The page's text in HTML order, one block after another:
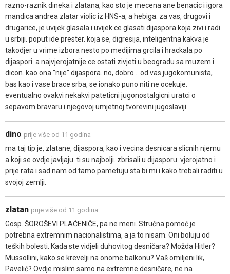
razno-raznik dineka i zlatana, kao sto je mecena ane benacic i igora
mandica andrea zlatar violic iz HNS-a, a hebiga. za vas, drugovi i
drugarice, je uvijek glasala i uvijek ce glasati dijaspora koja zivi i radi
u srbiji. poput ide prester. koja se, digresija, inteligentna kakva je
takodjer u vrime izbora nesto po medijima grcila i hrackala po
dijaspori. a najvjerojatnije ce ostati zivjeti u beogradu sa muzem i
dicon. kao ona "nije" dijaspora. no, dobro... od vas jugokomunista,
bas kao i vase brace srba, se ionako puno niti ne ocekuje.
eventualno ovakvi nekakvi pateticni jugonostalgicni uratci o
sepavom bravaru i njegovoj umjetnoj tvorevini jugoslaviji.
dino prije više od 11 godina
ma taj tip je, zlatane, dijaspora, kao i vecina desnicara slicnih njemu
a koji se ovdje javljaju. ti su najbolji. zbrisali u dijasporu. vjerojatno i
prije rata i sad nam od tamo pametuju sta bi mi i kako trebali raditi u
svojoj zemlji.
zlatan prije više od 11 godina
Gosp. ŠOROŠEVI PLAĆENIČE, pa ne meni. Stručna pomoć je
potrebna extremnim nacionalistima, a ja to nisam. Oni boluju od
teških bolesti. Kada ste vidjeli duhovitog desničara? Možda Hitler?
Mussollini, kako se krevelji na onome balkonu? Vaš omiljeni lik,
Pavelić? Ovdje mislim samo na extremne desničare, ne na